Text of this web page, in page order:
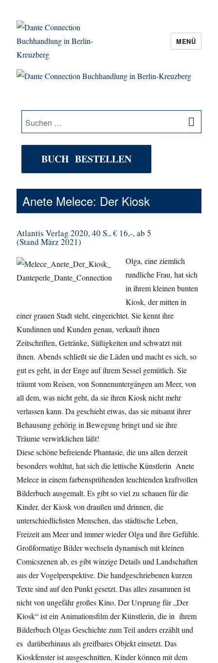
Dante Connection Buchhandlung in
MENÜ
Suche
nach:
BUCH BESTELLEN
Anete Melece: Der Kiosk
Atlantis Verlag 2020, 40 S., € 16,-, ab 5
(Stand März 2021)
Olga, eine ziemlich
rundliche Frau, hat sich
in ihrem kleinen bunten
Kiosk, der mitten in
einer grauen Stadt steht, eingerichtet. Sie kennt ihre
Kundinnen und Kunden genau, verkauft ihnen
Zeitschriften, Getränke, Süßigkeiten und schwatzt mit
ihnen. Abends schließt sie die Läden und macht es sich, so
gut es geht, in der Enge auf ihrem Sessel gemütlich. Sie
träumt vom Reisen, von Sonnenuntergängen am Meer, von
all dem, was nicht geht, da sie ihren Kiosk nicht mehr
verlassen kann. Da geschieht etwas, das sie mitsamt ihrer
Behausung gehörig in Bewegung bringt und sie ihre
Träume verwirklichen läßt!
Diese schöne befreiende Phantasie, die uns allen derzeit
besonders wohltut, hat sich die lettische Künstlerin Anete
Melece in einem farbensprühenden leuchtenden kraftvollen
Bilderbuch ausgemalt. Es gibt so viel zu schauen für die
Kinder, der Kiosk von draußen und drinnen, die
unterschiedlichsten Menschen, das städtische Leben,
Freizeit am Meer und immer wieder Olga und ihre Gefühle.
Großformatige Bilder wechseln dynamisch mit kleinen
Comicszenen ab, es gibt winzige Details und Landschaften
aus der Vogelperspektive. Die handgeschriebenen kurzen
Texte sind auf den Punkt gesetzt. Das alles zusammen ist
nicht von ungefähr großes Kino. Der Ursprung für „Der
Kiosk“ ist ein Animationsfilm der Künstlerin, die in ihrem
Bilderbuch Olgas Geschichte zum Teil anders erzählt und
es darüberhinaus als greifbares Objekt einsetzt. Das
Kioskfenster ist ausgeschnitten, Kinder können mit dem